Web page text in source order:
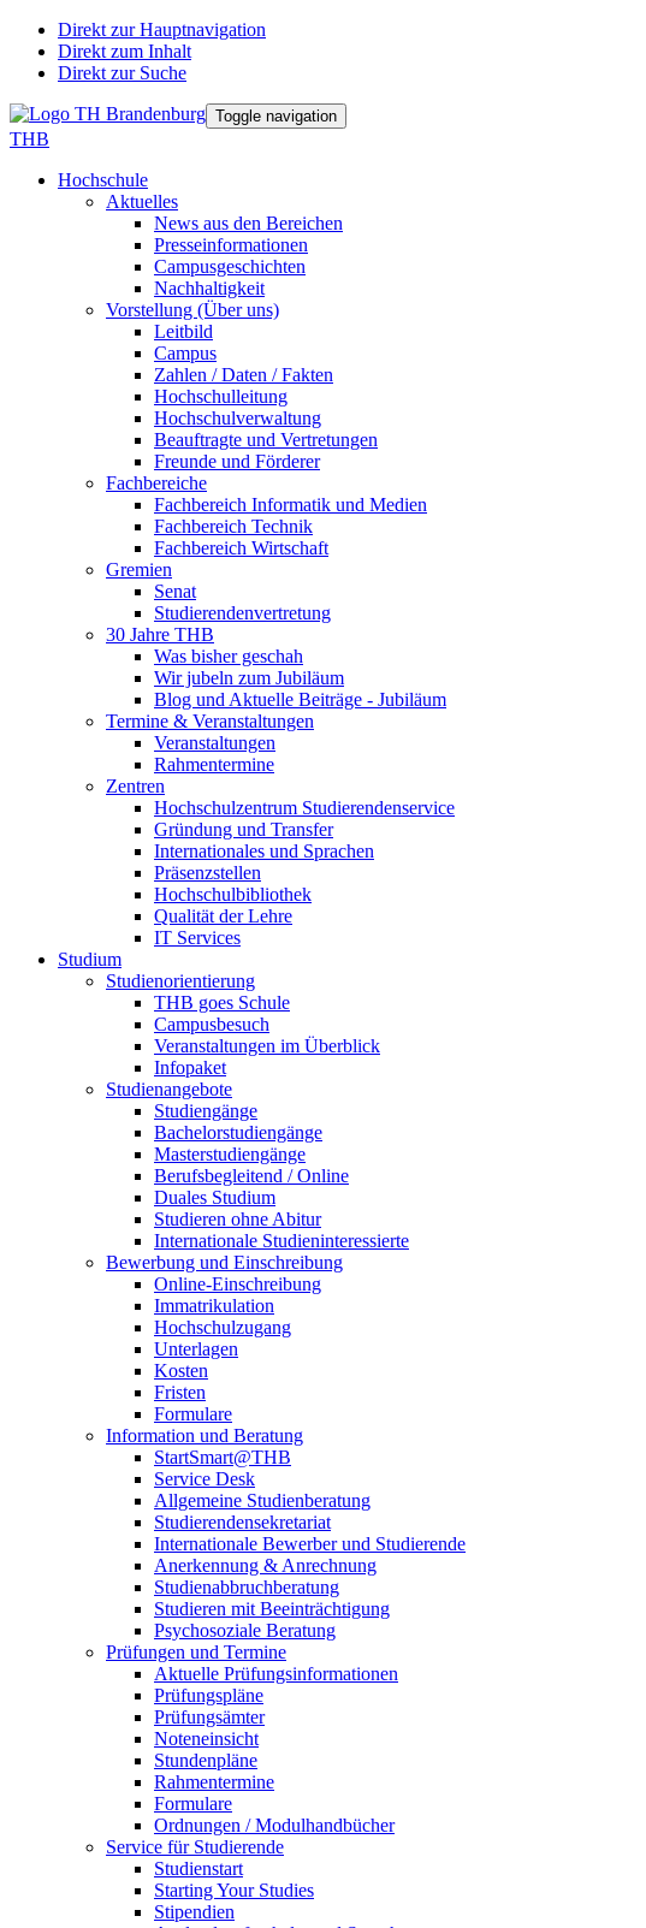
Direkt zur Hauptnavigation
Direkt zum Inhalt
Direkt zur Suche
Toggle navigation
THB
Hochschule
Aktuelles
News aus den Bereichen
Presseinformationen
Campusgeschichten
Nachhaltigkeit
Vorstellung (Über uns)
Leitbild
Campus
Zahlen / Daten / Fakten
Hochschulleitung
Hochschulverwaltung
Beauftragte und Vertretungen
Freunde und Förderer
Fachbereiche
Fachbereich Informatik und Medien
Fachbereich Technik
Fachbereich Wirtschaft
Gremien
Senat
Studierendenvertretung
30 Jahre THB
Was bisher geschah
Wir jubeln zum Jubiläum
Blog und Aktuelle Beiträge - Jubiläum
Termine & Veranstaltungen
Veranstaltungen
Rahmentermine
Zentren
Hochschulzentrum Studierendenservice
Gründung und Transfer
Internationales und Sprachen
Präsenzstellen
Hochschulbibliothek
Qualität der Lehre
IT Services
Studium
Studienorientierung
THB goes Schule
Campusbesuch
Veranstaltungen im Überblick
Infopaket
Studienangebote
Studiengänge
Bachelorstudiengänge
Masterstudiengänge
Berufsbegleitend / Online
Duales Studium
Studieren ohne Abitur
Internationale Studieninteressierte
Bewerbung und Einschreibung
Online-Einschreibung
Immatrikulation
Hochschulzugang
Unterlagen
Kosten
Fristen
Formulare
Information und Beratung
StartSmart@THB
Service Desk
Allgemeine Studienberatung
Studierendensekretariat
Internationale Bewerber und Studierende
Anerkennung & Anrechnung
Studienabbruchberatung
Studieren mit Beeinträchtigung
Psychosoziale Beratung
Prüfungen und Termine
Aktuelle Prüfungsinformationen
Prüfungspläne
Prüfungsämter
Noteneinsicht
Stundenpläne
Rahmentermine
Formulare
Ordnungen / Modulhandbücher
Service für Studierende
Studienstart
Starting Your Studies
Stipendien